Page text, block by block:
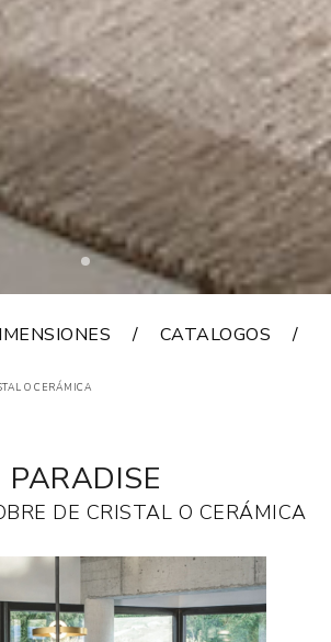
CATALOGOS
O CERÁMICA
PARADISE
DE CRISTAL O CERÁMICA